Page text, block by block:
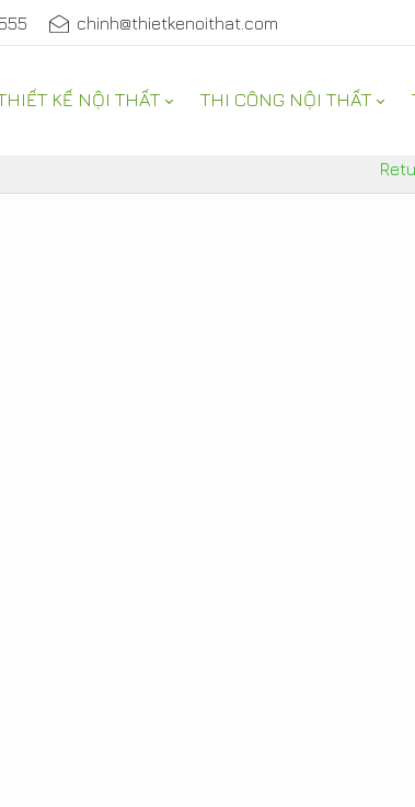
chinh@thietkenoithat.com
KẾ NỘI THẤT THI CÔNG NỘI THẤT